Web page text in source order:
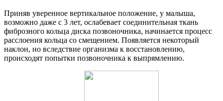
Приняв уверенное вертикальное положение, у малыша,
возможно даже с 3 лет, ослабевает соединительная ткань
фиброзного кольца диска позвоночника, начинается процесс
расслоения кольца со смещением. Появляется некоторый
наклон, но вследствие организма к восстановлению,
происходят попытки позвоночника к выпрямлению.